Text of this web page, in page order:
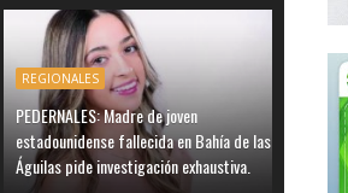
REGIONALES
PEDERNALES: Madre de joven
estadounidense fallecida en Bahía de las
Águilas pide investigación exhaustiva.